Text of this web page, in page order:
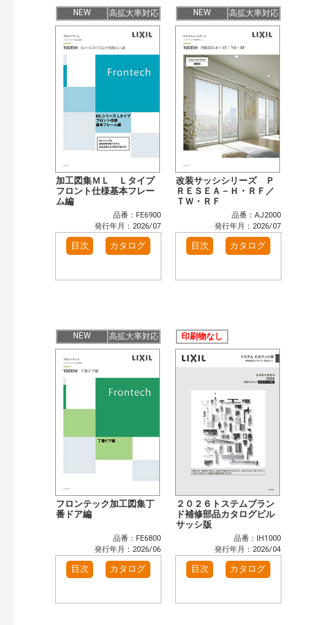
NEW 高拡大率対応
加工図集ＭＬ Ｌタイプ
フロント仕様基本フレー
ム編
品番：FE6900
発行年月：2026/07
目次 カタログ
NEW 高拡大率対応
改装サッシシリーズ Ｐ
ＲＥＳＥＡ－Ｈ・ＲＦ／
ＴＷ・ＲＦ
品番：AJ2000
発行年月：2026/07
目次 カタログ
NEW 高拡大率対応
フロンテック加工図集丁
番ドア編
品番：FE6800
発行年月：2026/06
目次 カタログ
印刷物なし
２０２６トステムブラン
ド補修部品カタログビル
サッシ版
品番：IH1000
発行年月：2026/04
目次 カタログ